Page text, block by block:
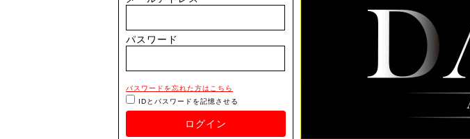
パスワード
パスワードを忘れた方はこちら
IDとパスワードを記憶させる
ログイン